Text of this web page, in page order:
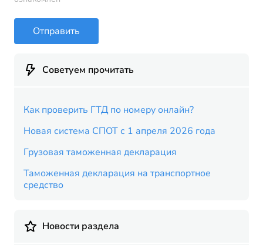
Отправить
Советуем прочитать
Как проверить ГТД по номеру онлайн?
Новая система СПОТ с 1 апреля 2026 года
Грузовая таможенная декларация
Таможенная декларация на транспортное
средство
Новости раздела